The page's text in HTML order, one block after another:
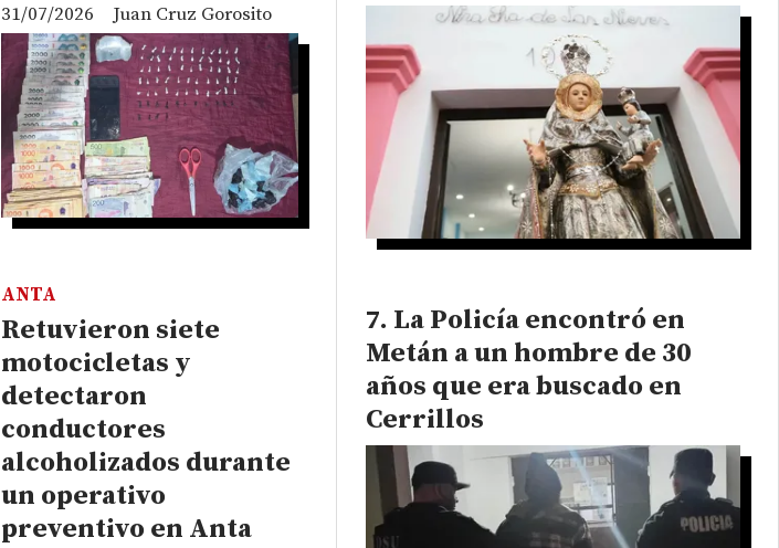
Juan Cruz Gorosito
31/07/2026
Retuvieron siete
motocicletas y
detectaron
conductores
alcoholizados durante
un operativo
preventivo en Anta
ANTA
La Policía encontró en
Metán a un hombre de 30
años que era buscado en
Cerrillos